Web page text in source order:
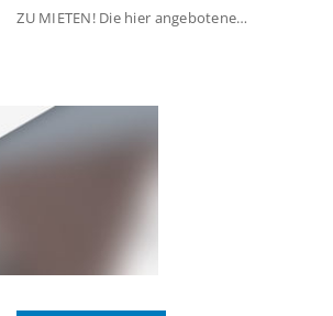
ZU MIETEN! Die hier angebotene
in begehrter Wohnlage von Krefeld-Bockum.